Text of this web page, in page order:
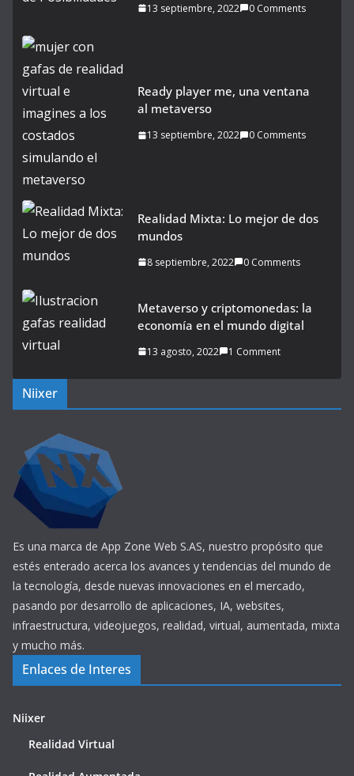
13 septiembre, 2022 0 Comments
Ready player me, una ventana
al metaverso
13 septiembre, 2022 0 Comments
Realidad Mixta: Lo mejor de dos
mundos
8 septiembre, 2022 0 Comments
Metaverso y criptomonedas: la
economía en el mundo digital
13 agosto, 2022 1 Comment
Niixer
Es una marca de App Zone Web S.AS, nuestro propósito que
estés enterado acerca los avances y tendencias del mundo de
la tecnología, desde nuevas innovaciones en el mercado,
pasando por desarrollo de aplicaciones, IA, websites,
infraestructura, videojuegos, realidad, virtual, aumentada, mixta
y mucho más.
Enlaces de Interes
Niixer
Realidad Virtual